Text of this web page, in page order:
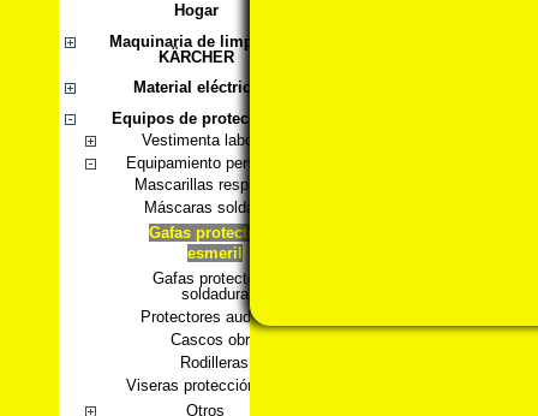
Hogar
Maquinaria de limpieza
KÄRCHER
Material eléctrico
Equipos de protección
Vestimenta laboral
Equipamiento personal
Mascarillas respiración
Máscaras soldadura
Gafas protectoras
esmeril
Gafas protectoras
soldadura
Protectores auditivos
Cascos obra
Rodilleras
Viseras protección desbr.
Otros